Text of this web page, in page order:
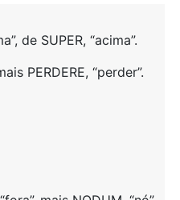
de SUPER, “acima”.
PERDERE, “perder”.